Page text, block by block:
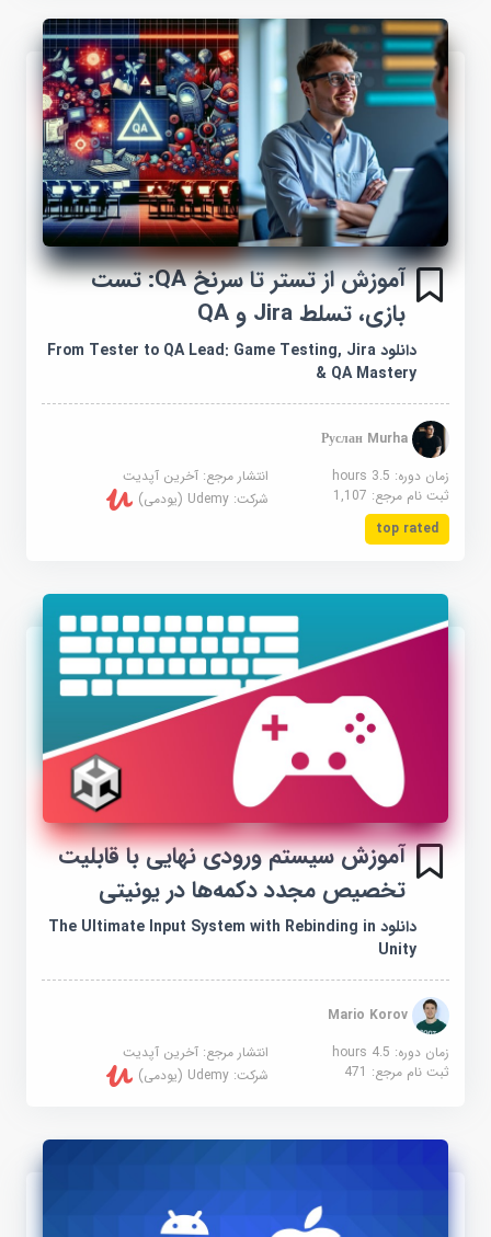
آموزش از تستر تا سرنخ QA: تست
بازی، تسلط Jira و QA
دانلود From Tester to QA Lead: Game Testing, Jira
& QA Mastery
زمان دوره: 3.5 hours
انتشار مرجع:آخرین آپدیت
ثبت نام مرجع:1,107 شرکت:Udemy (یودمی)
top rated
آموزش سیستم ورودی نهایی با قابلیت
تخصیص مجدد دکمه‌ها در یونیتی
دانلود The Ultimate Input System with Rebinding in
Unity
Mario Korov
زمان دوره: 4.5 hours
انتشار مرجع:آخرین آپدیت
ثبت نام مرجع:471 شرکت:Udemy (یودمی)